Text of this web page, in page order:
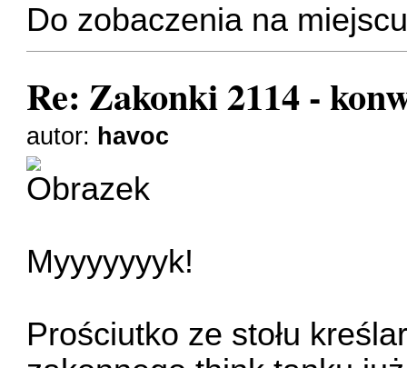
Do zobaczenia na
Re: Zakonki 2114 -
autor: havoc
Myyyyyyyk!
Prościutko ze stołu